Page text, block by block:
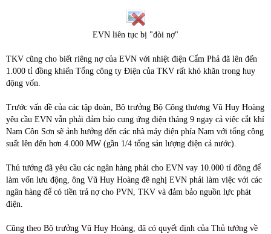
EVN liên tục bị "đòi nợ"
TKV cũng cho biết riêng nợ của EVN với nhiệt điện Cẩm Phả đã lên đến
1.000 tỉ đồng khiến Tổng công ty Điện của TKV rất khó khăn trong huy
động vốn.
Trước vấn đề của các tập đoàn, Bộ trưởng Bộ Công thương Vũ Huy Hoàng
yêu cầu EVN vẫn phải đảm bảo cung ứng điện tháng 9 ngay cả việc cắt khí
Nam Côn Sơn sẽ ảnh hưởng đến các nhà máy điện phía Nam với tổng công
suất lên đến hơn 4.000 MW (gần 1/4 tổng sản lượng điện cả nước).
Thủ tướng đã yêu cầu các ngân hàng phải cho EVN vay 10.000 tỉ đồng để
làm vốn lưu động, ông Vũ Huy Hoàng đề nghị EVN phải làm việc với các
ngân hàng để có tiền trả nợ cho PVN, TKV và đảm bảo nguồn lực phát
điện.
Cũng theo Bộ trưởng Vũ Huy Hoàng, đã có quyết định của Thủ tướng về